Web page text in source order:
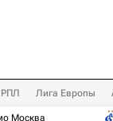
РПЛ Лига Европы
Москва